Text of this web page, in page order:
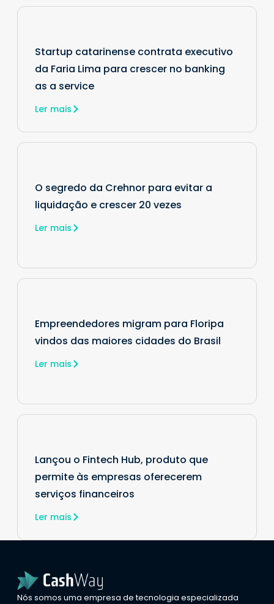
Startup catarinense contrata executivo
da Faria Lima para crescer no banking
as a service
Ler mais
O segredo da Crehnor para evitar a
liquidação e crescer 20 vezes
Ler mais
Empreendedores migram para Floripa
vindos das maiores cidades do Brasil
Ler mais
Lançou o Fintech Hub, produto que
permite às empresas oferecerem
serviços financeiros
Ler mais
Nós somos uma empresa de tecnologia especializada